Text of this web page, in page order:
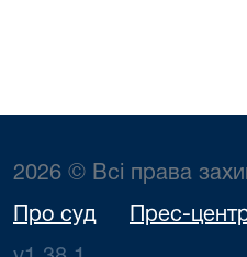
2026 © Всі права
Про суд Прес-